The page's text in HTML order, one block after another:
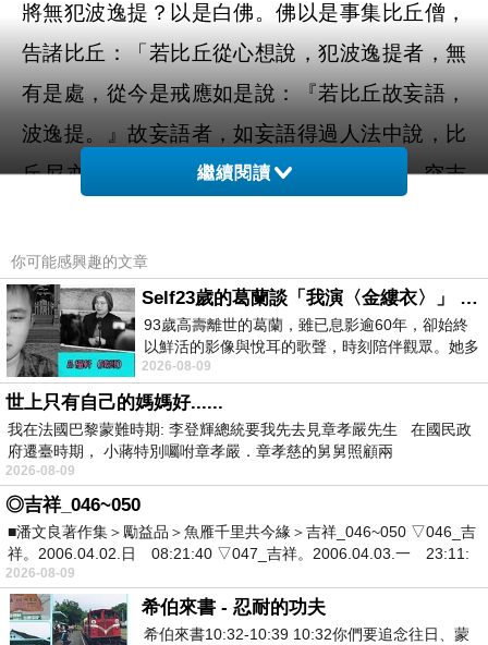
將無犯波逸提？以是白佛。佛以是事集比丘僧，
告諸比丘：「若比丘從心想說，犯波逸提者，無
有是處，從今是戒應如是說：『若比丘故妄語，
波逸提。』故妄語者，如妄語得過人法中說，比
丘尼亦如是。式叉摩那，沙彌，沙彌尼，突吉
佛在舍衛國，爾時諸比丘，與和尚阿闍梨，同和
尚阿闍梨，共勤學問，初夜後夜未曾睡眠，六群
比丘作是念：「今諸比丘展轉相教，晝夜不廢，
如是不久當勝我等，當見我過，當求我失，我等
當共毀呰惱，使廢業。便往語言：「汝是下賤種
姓工師小人，汝曾作諸大惡，無仁善行。」諸比
丘聞，便生憂惱廢退學業。六群比丘語餘人言：
「我已壞彼，讀誦坐禪行道。」諸長老比丘種種
呵責：「汝云何毀壞諸比丘，令廢學業？」以是
白佛。佛以是事集比丘僧，問六群比丘：「汝實
繼續閱讀
你可能感興趣的文章
Self23歲的葛蘭談「我演〈金縷衣〉」 #戀上老電影 #粟子 #葛蘭
93歲高壽離世的葛蘭，雖已息影逾60年，卻始終
以鮮活的影像與悅耳的歌聲，時刻陪伴觀眾。她多
才多藝、陽光開朗的形象，不僅保留在電影
2026-08-09
世上只有自己的媽媽好......
我在法國巴黎蒙難時期: 李登輝總統要我先去見章孝嚴先生 在國民政
府遷臺時期， 小蔣特別囑咐章孝嚴．章孝慈的舅舅照顧兩
2026-08-09
◎吉祥_046~050
■潘文良著作集＞勵益品＞魚雁千里共今緣＞吉祥_046~050 ▽046_吉
祥。2006.04.02.日 08:21:40 ▽047_吉祥。2006.04.03.一 23:11:
2026-08-09
希伯來書 - 忍耐的功夫
希伯來書10:32-10:39 10:32你們要追念往日、蒙